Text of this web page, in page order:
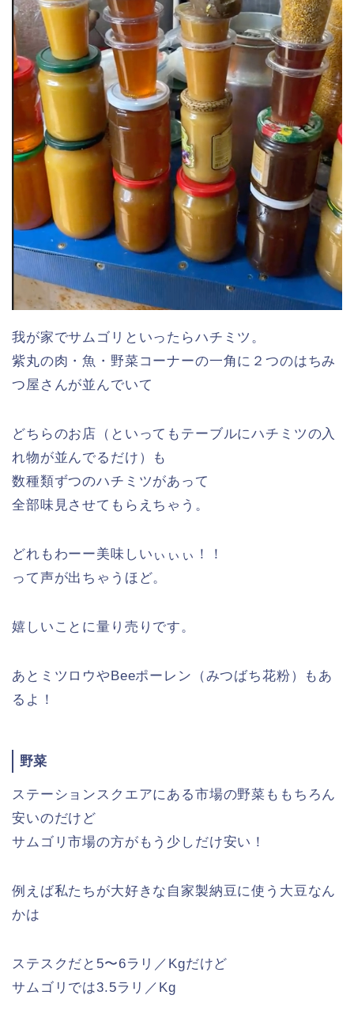
我が家でサムゴリといったらハチミツ。
紫丸の肉・魚・野菜コーナーの一角に２つのはちみ
つ屋さんが並んでいて
どちらのお店（といってもテーブルにハチミツの入
れ物が並んでるだけ）も
数種類ずつのハチミツがあって
全部味見させてもらえちゃう。
どれもわーー美味しいぃぃぃ！！
って声が出ちゃうほど。
嬉しいことに量り売りです。
あとミツロウやBeeポーレン（みつばち花粉）もあ
るよ！
野菜
ステーションスクエアにある市場の野菜ももちろん
安いのだけど
サムゴリ市場の方がもう少しだけ安い！
例えば私たちが大好きな自家製納豆に使う大豆なん
かは
ステスクだと5〜6ラリ／Kgだけど
サムゴリでは3.5ラリ／Kg